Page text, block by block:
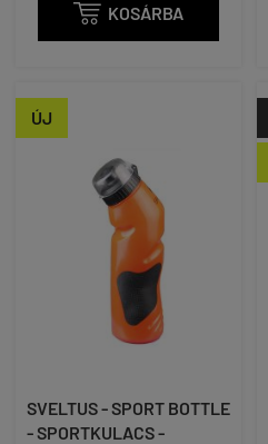
 KOSÁRBA
ÚJ
SVELTUS - SPORT BOTTLE
- SPORTKULACS -